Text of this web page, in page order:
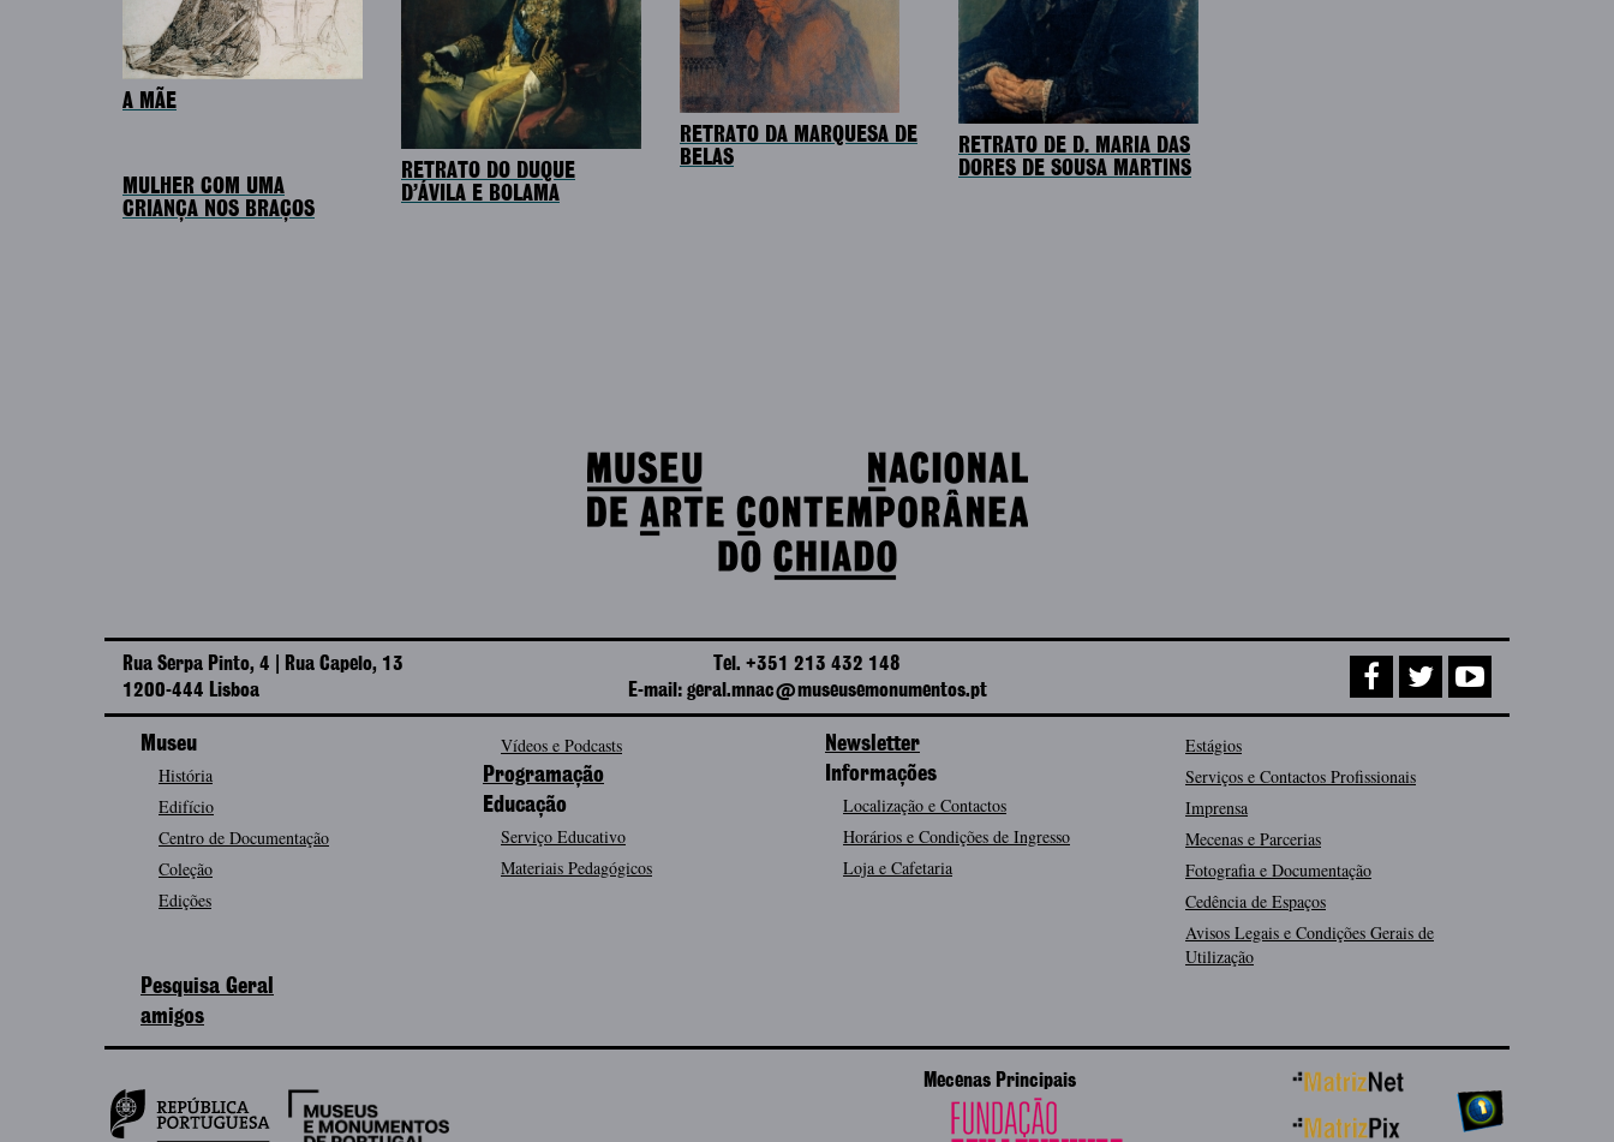
RETRATO DA MARQUESA DE
BELAS
RETRATO DE D. MARIA DAS
DORES DE SOUSA MARTINS
RETRATO DO DUQUE
D’ÁVILA E BOLAMA
A MÃE
MULHER COM UMA
CRIANÇA NOS BRAÇOS
Rua Serpa Pinto, 4 | Rua Capelo, 13
1200-444 Lisboa
Tel. +351 213 432 148
E-mail: geral.mnac@museusemonumentos.pt
Museu
História
Edifício
Centro de Documentação
Coleção
Edições
Vídeos e Podcasts
Programação
Educação
Serviço Educativo
Materiais Pedagógicos
Newsletter
Informações
Localização e Contactos
Horários e Condições de Ingresso
Loja e Cafetaria
Estágios
Serviços e Contactos Profissionais
Imprensa
Mecenas e Parcerias
Fotografia e Documentação
Cedência de Espaços
Avisos Legais e Condições Gerais de
Utilização
Pesquisa Geral
amigos
Mecenas Principais